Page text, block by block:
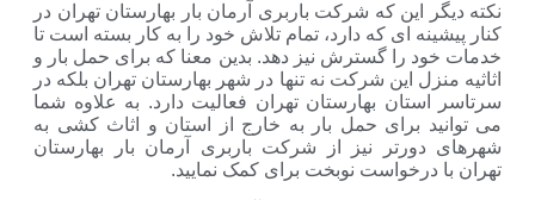
این که شرکت باربری آرمان بار بهارستان تهران در
ای که دارد، تمام تلاش خود را به کار بسته است تا
را گسترش نیز دهد. بدین معنا که برای حمل بار و
این شرکت نه تنها در شهر بهارستان تهران بلکه در
بهارستان تهران فعالیت دارد. به علاوه شما
برای حمل بار به خارج از استان و اثاث کشی به
نیز از شرکت باربری آرمان بار بهارستان
نوبخت برای کمک نمایید.